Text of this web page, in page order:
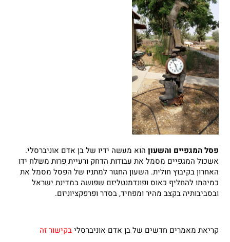
פסל המגפיים והשעון הוא מעשה ידיו של בן אדם אוניברסלי.
אשכול המגפיים מסמל את עבודות הדחק ורעיית פרות משלח ידו
האחרון בקיבוץ חולית. השעון החגור למתניו של הפסל מסמל את
כמיהתו להחליף כאוס ופונדמנטליזם שפושה במדינת ישראל
ובסביבותיה בקצב מהיר ומפחיד, בסדר ופרפקציוניזם.
קריאת מאמרים חדשים של בן אדם אוניברסליבקישור זה